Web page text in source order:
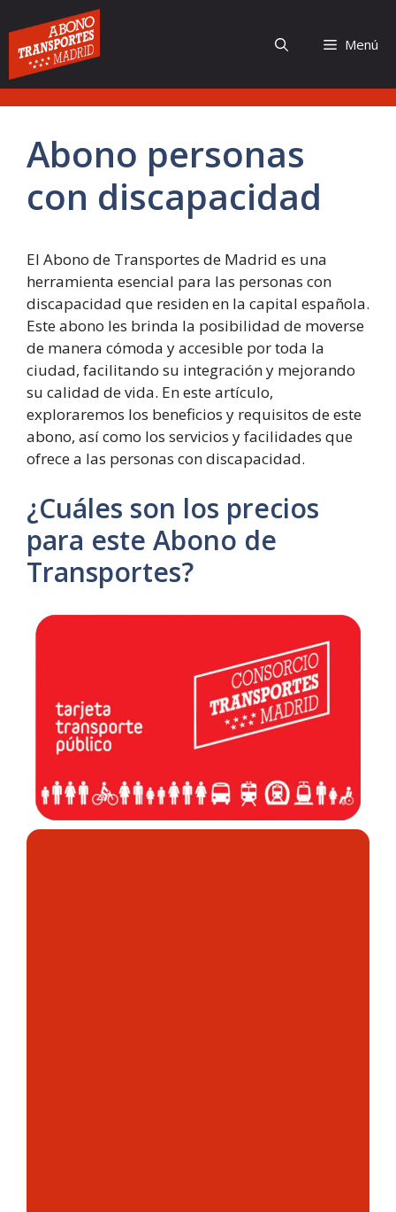
al
contenido
Menú
Abono personas
con discapacidad
El Abono de Transportes de Madrid es una
herramienta esencial para las personas con
discapacidad que residen en la capital española.
Este abono les brinda la posibilidad de moverse
de manera cómoda y accesible por toda la
ciudad, facilitando su integración y mejorando
su calidad de vida. En este artículo,
exploraremos los beneficios y requisitos de este
abono, así como los servicios y facilidades que
ofrece a las personas con discapacidad.
¿Cuáles son los precios
para este Abono de
Transportes?